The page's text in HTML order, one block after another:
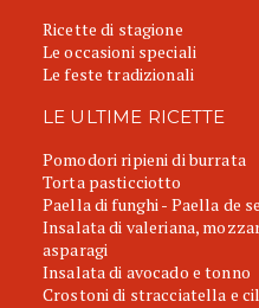
Ricette di stagione
Le occasioni speciali
Le feste tradizionali
LE ULTIME RICETTE
Pomodori ripieni di burrata
Torta pasticciotto
Paella di funghi - Paella de
Insalata di valeriana,
asparagi
Insalata di avocado e tonno
Crostoni di stracciatella e